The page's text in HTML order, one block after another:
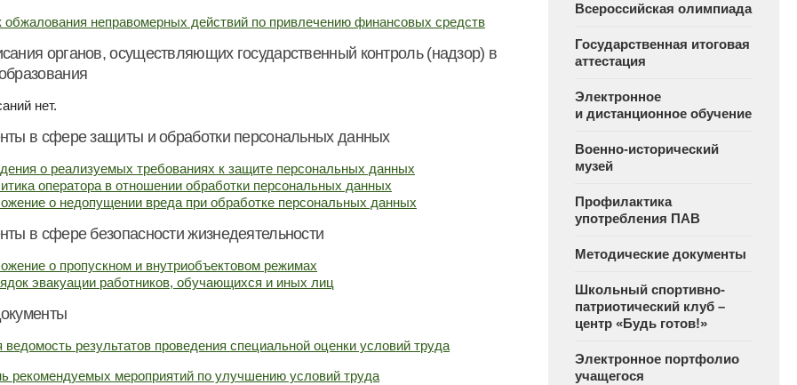
обжалования неправомерных действий по привлечению финансовых средств
органов, осуществляющих государственный контроль (надзор) в
нет.
в сфере защиты и обработки персональных данных
о реализуемых требованиях к защите персональных данных
оператора в отношении обработки персональных данных
о недопущении вреда при обработке персональных данных
в сфере безопасности жизнедеятельности
о пропускном и внутриобъектовом режимах
эвакуации работников, обучающихся и иных лиц
результатов проведения специальной оценки условий труда
рекомендуемых мероприятий по улучшению условий труда
Всероссийская олимпиада
Государственная итоговая
аттестация
Электронное
и дистанционное обучение
Военно-исторический
музей
Профилактика
употребления ПАВ
Методические документы
Школьный спортивно-
патриотический клуб –
центр «Будь готов!»
Электронное портфолио
учащегося